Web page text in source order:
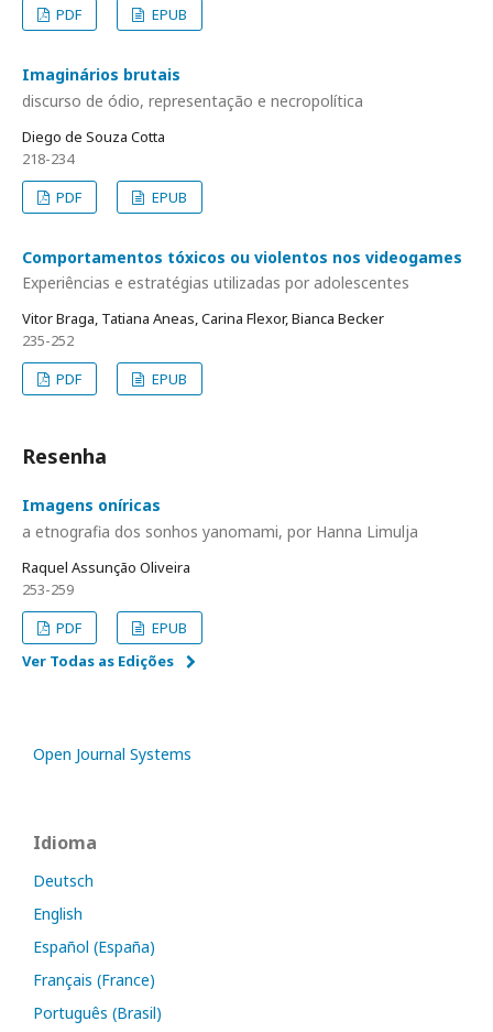
PDF
EPUB
Imaginários brutais
discurso de ódio, representação e necropolítica
Diego de Souza Cotta
218-234
PDF
EPUB
Comportamentos tóxicos ou violentos nos videogames
Experiências e estratégias utilizadas por adolescentes
Vitor Braga, Tatiana Aneas, Carina Flexor, Bianca Becker
235-252
PDF
EPUB
Resenha
Imagens oníricas
a etnografia dos sonhos yanomami, por Hanna Limulja
Raquel Assunção Oliveira
253-259
PDF
EPUB
Ver Todas as Edições
Open Journal Systems
Idioma
Deutsch
English
Español (España)
Français (France)
Português (Brasil)